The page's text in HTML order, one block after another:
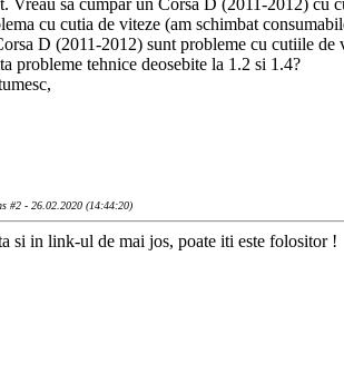
cu cutia de viteze (am schimbat
D (2011-2012) sunt probleme cu cutiile de
probleme tehnice deosebite la 1.2 si 1.4?
#2 - 26.02.2020 (14:44:20)
si in link-ul de mai jos, poate iti este folositor !